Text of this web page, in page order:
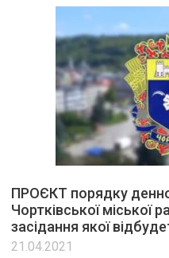
ПРОЄКТ порядку
Чортківської міської
засідання якої
21.04.2021